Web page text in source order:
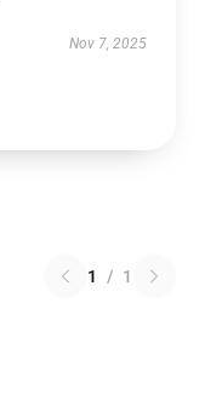
Nov 7, 2025
1 / 1